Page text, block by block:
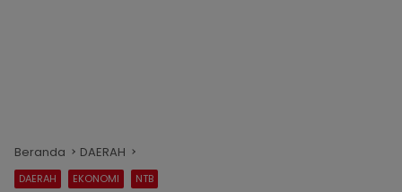
Beranda DAERAH
DAERAH EKONOMI NTB